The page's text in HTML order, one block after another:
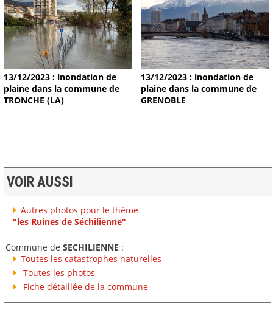
13/12/2023 : inondation de
plaine dans la commune de
TRONCHE (LA)
13/12/2023 : inondation de
plaine dans la commune de
GRENOBLE
VOIR AUSSI
Autres photos pour le thème
"les Ruines de Séchilienne"
Commune de SECHILIENNE :
Toutes les catastrophes naturelles
Toutes les photos
Fiche détaillée de la commune